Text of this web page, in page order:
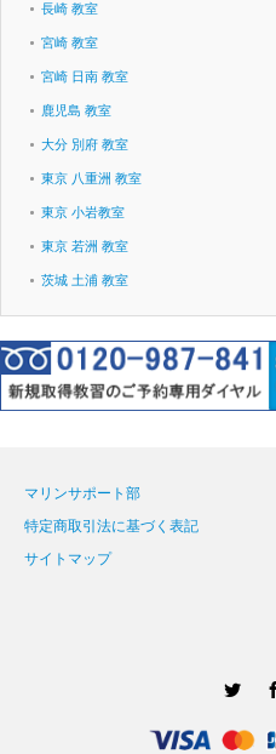
長崎 教室
宮崎 教室
宮崎 日南 教室
鹿児島 教室
大分 別府 教室
東京 八重洲 教室
東京 小岩教室
東京 若洲 教室
茨城 土浦 教室
マリンサポート部
特定商取引法に基づく表記
サイトマップ